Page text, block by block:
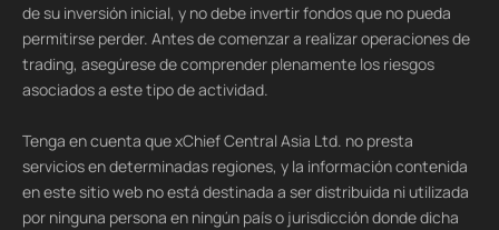
de su inversión inicial, y no debe invertir fondos que no pueda
permitirse perder. Antes de comenzar a realizar operaciones de
trading, asegúrese de comprender plenamente los riesgos
asociados a este tipo de actividad.
Tenga en cuenta que xChief Central Asia Ltd. no presta
servicios en determinadas regiones, y la información contenida
en este sitio web no está destinada a ser distribuida ni utilizada
por ninguna persona en ningún país o jurisdicción donde dicha